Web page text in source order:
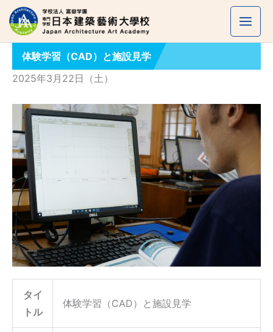
を
体験学習（CAD）と施設見学
2025年3月22日（土）
タイ
トル
体験学習（CAD）と施設見学